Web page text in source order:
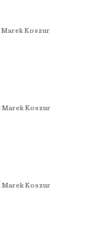
Marek Koszur
Marek Koszur
Marek Koszur